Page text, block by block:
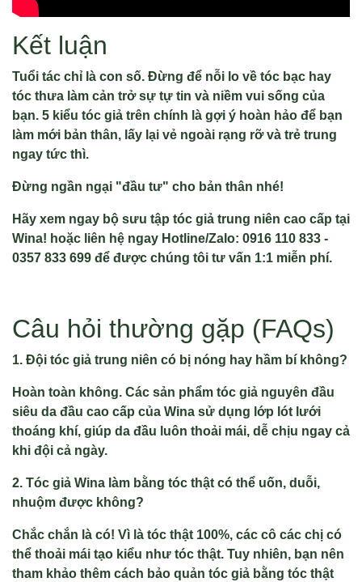
Kết luận
Tuổi tác chỉ là con số. Đừng để nỗi lo về tóc bạc hay
tóc thưa làm cản trở sự tự tin và niềm vui sống của
bạn. 5 kiểu tóc giả trên chính là gợi ý hoàn hảo để bạn
làm mới bản thân, lấy lại vẻ ngoài rạng rỡ và trẻ trung
ngay tức thì.
Đừng ngần ngại "đầu tư" cho bản thân nhé!
Hãy xem ngay bộ sưu tập tóc giả trung niên cao cấp tại
Wina! hoặc liên hệ ngay Hotline/Zalo: 0916 110 833 -
0357 833 699 để được chúng tôi tư vấn 1:1 miễn phí.
Câu hỏi thường gặp (FAQs)
1. Đội tóc giả trung niên có bị nóng hay hầm bí không?
Hoàn toàn không. Các sản phẩm tóc giả nguyên đầu
siêu da đầu cao cấp của Wina sử dụng lớp lót lưới
thoáng khí, giúp da đầu luôn thoải mái, dễ chịu ngay cả
khi đội cả ngày.
2. Tóc giả Wina làm bằng tóc thật có thể uốn, duỗi,
nhuộm được không?
Chắc chắn là có! Vì là tóc thật 100%, các cô các chị có
thể thoải mái tạo kiểu như tóc thật. Tuy nhiên, bạn nên
tham khảo thêm cách bảo quản tóc giả bằng tóc thật